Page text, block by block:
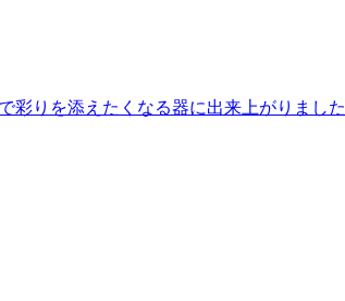
彩りを添えたくなる器に出来上がりました